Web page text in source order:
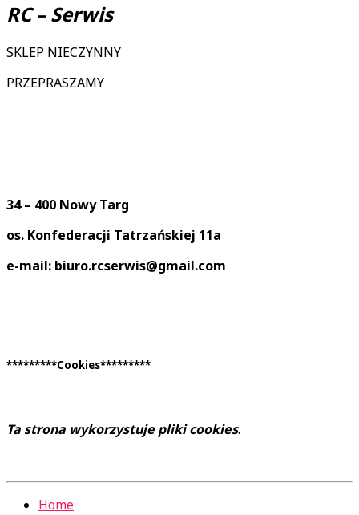
RC – Serwis
SKLEP NIECZYNNY
PRZEPRASZAMY
34 – 400 Nowy Targ
os. Konfederacji Tatrzańskiej 11a
e-mail: biuro.rcserwis@gmail.com
*********Cookies*********
Ta strona wykorzystuje pliki cookies.
Home